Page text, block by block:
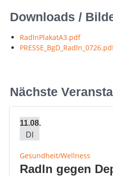
Downloads /
RadlnPlakatA3.pdf
Nächste
11.08.
DI
Gesundheit/Wellness
Radln gegen